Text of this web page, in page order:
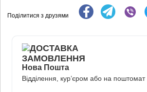
Поділитися з друзями
Нова Пошта
Відділення, кур’єром або на поштомат